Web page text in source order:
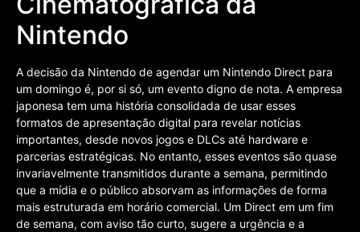
Nintendo
A decisão da Nintendo de agendar um Nintendo Direct para
um domingo é, por si só, um evento digno de nota. A empresa
japonesa tem uma história consolidada de usar esses
formatos de apresentação digital para revelar notícias
importantes, desde novos jogos e DLCs até hardware e
parcerias estratégicas. No entanto, esses eventos são quase
invariavelmente transmitidos durante a semana, permitindo
que a mídia e o público absorvam as informações de forma
mais estruturada em horário comercial. Um Direct em um fim
de semana, com aviso tão curto, sugere a urgência e a